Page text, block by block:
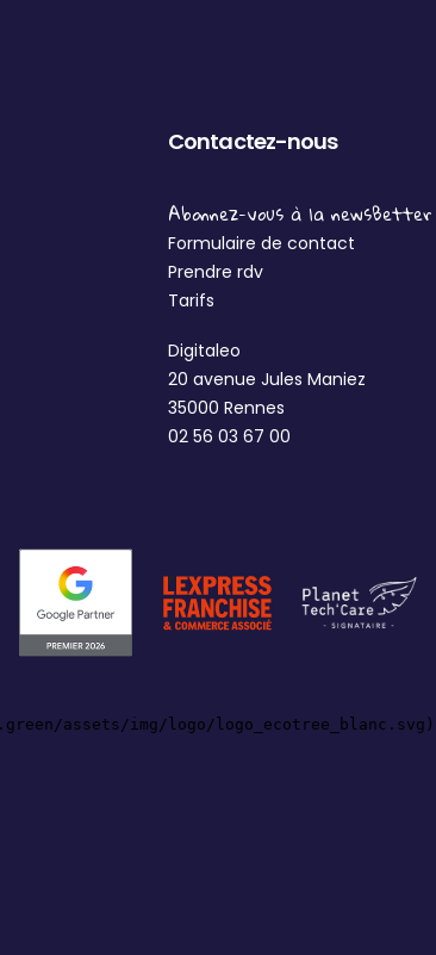
Contactez-nous
Abonnez-vous à la newsBetter
Formulaire de contact
Prendre rdv
Tarifs
Digitaleo
20 avenue Jules Maniez
35000 Rennes
02 56 03 67 00